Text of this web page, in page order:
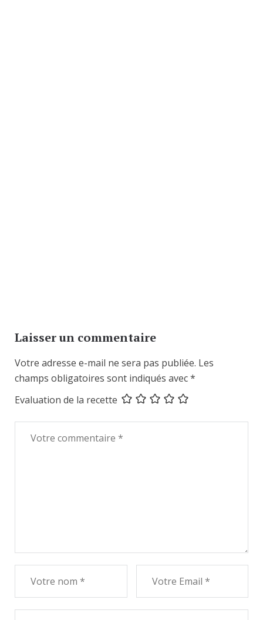
Laisser un commentaire
Votre adresse e-mail ne sera pas publiée. Les
champs obligatoires sont indiqués avec*
Evaluation de la recette